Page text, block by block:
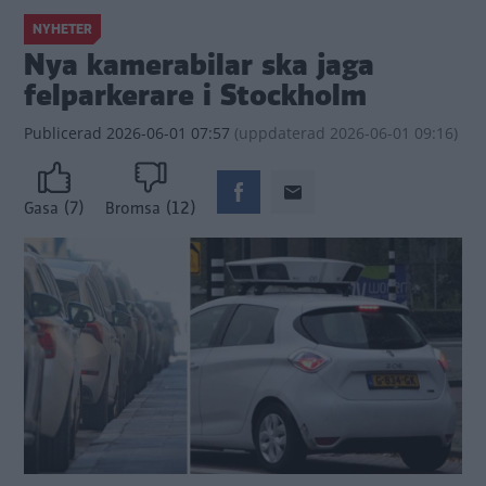
NYHETER
Nya kamerabilar ska jaga
felparkerare i Stockholm
Publicerad 2026-06-01 07:57 (uppdaterad 2026-06-01 09:16)
Gasa (7) Bromsa (12)